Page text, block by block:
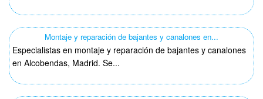
Montaje y reparación de bajantes y canalones en...
Especialistas en montaje y reparación de bajantes y canalones
en Alcobendas, Madrid. Se...